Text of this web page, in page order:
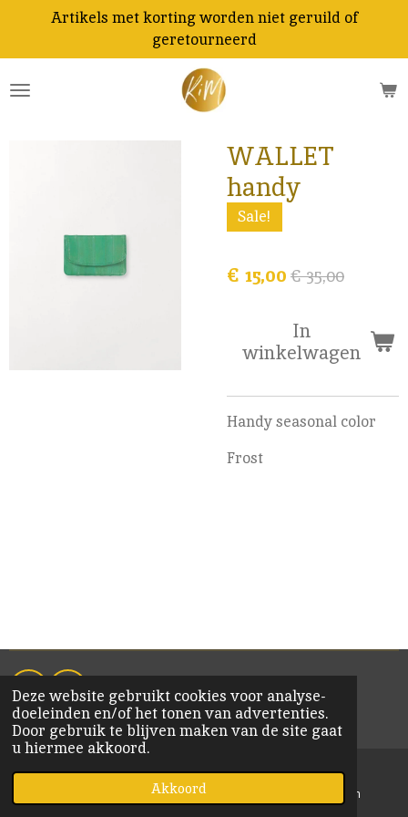
Deze website gebruikt cookies voor analyse-
doeleinden en/of het tonen van advertenties.
Door gebruik te blijven maken van de site gaat
u hiermee akkoord.
Akkoord
naar
de
Artikels met korting worden niet geruild of
geretourneerd
WALLET
handy
Sale!
€ 15,00 € 35,00
In
winkelwagen
Handy seasonal color
Frost
F
a
c
e
o
I
n
s
t
r
© 2020 KiM Bornem
Kaart Instagram